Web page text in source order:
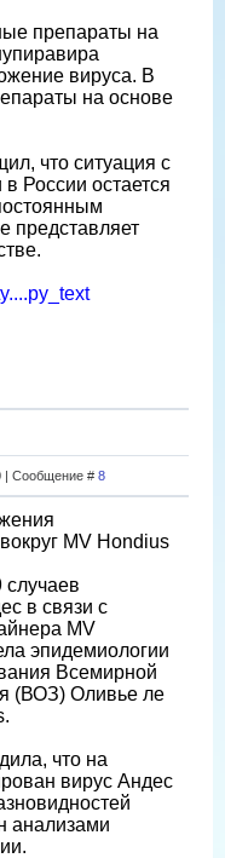
препараты на
вируса. В
на основе
что ситуация с
России остается
представляет
| Сообщение # 8
MV Hondius
в связи с
MV
эпидемиологии
Всемирной
(ВОЗ) Оливье ле
что на
вирус Андес
анализами